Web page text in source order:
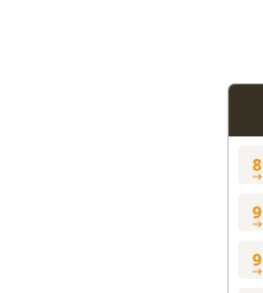
8
9
9